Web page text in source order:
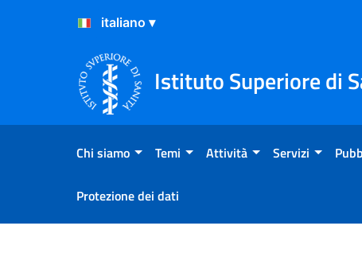
Salta al Contenuto
Salta al Footer
Istituto Superiore di
Chi siamo Temi Attività Servizi
Protezione dei dati